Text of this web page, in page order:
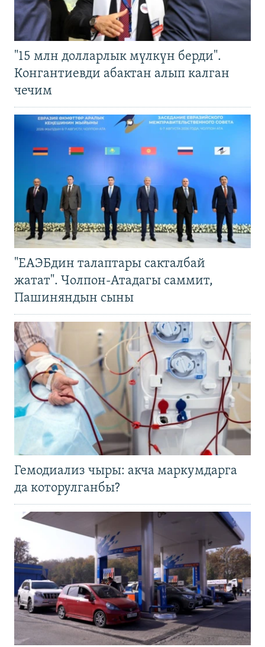
"15 млн долларлык мүлкүн берди".
Конгантиевди абактан алып калган
чечим
"ЕАЭБдин талаптары сакталбай
жатат". Чолпон-Атадагы саммит,
Пашиняндын сыны
Гемодиализ чыры: акча маркумдарга
да которулганбы?